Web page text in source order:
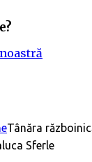
Tânăra
Sferle